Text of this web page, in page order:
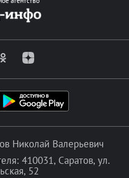
Николай Валерьевич
410031, Саратов, ул.
52